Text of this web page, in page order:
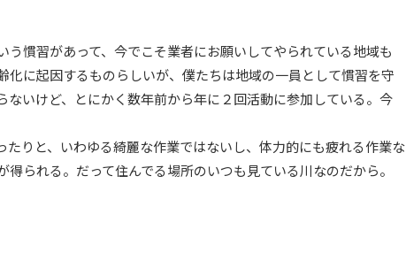
慣習があって、今でこそ業者にお願いしてやられている地域も
に起因するものらしいが、僕たちは地域の一員として慣習を守
ないけど、とにかく数年前から年に２回活動に参加している。今
りと、いわゆる綺麗な作業ではないし、体力的にも疲れる作業な
られる。だって住んでる場所のいつも見ている川なのだから。